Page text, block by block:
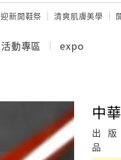
迎新開鞋祭 清爽肌膚美學
活動專區 expo
中
出 版
品